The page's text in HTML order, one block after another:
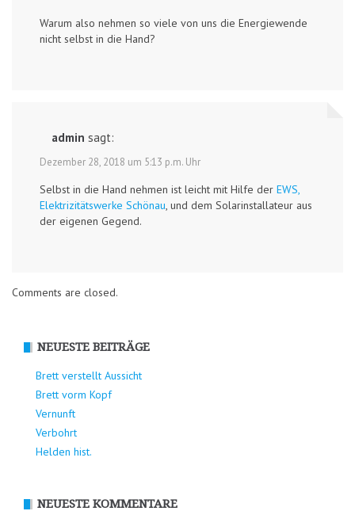
Warum also nehmen so viele von uns die Energiewende
nicht selbst in die Hand?
admin sagt:
Dezember 28, 2018 um 5:13 p.m. Uhr
Selbst in die Hand nehmen ist leicht mit Hilfe der EWS,
Elektrizitätswerke Schönau, und dem Solarinstallateur aus
der eigenen Gegend.
Comments are closed.
NEUESTE BEITRÄGE
Brett verstellt Aussicht
Brett vorm Kopf
Vernunft
Verbohrt
Helden hist.
NEUESTE KOMMENTARE